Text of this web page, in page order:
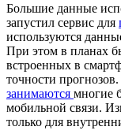
Большие данные
запустил сервис для
используются
При этом в планах
встроенных в
точности
занимаются многие
мобильной связи.
только для